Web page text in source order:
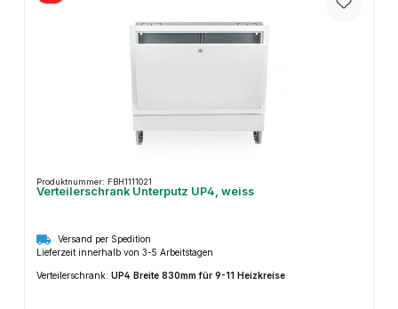
Produktnummer: FBH1111021
Verteilerschrank Unterputz UP4, weiss
Versand per Spedition
Lieferzeit innerhalb von 3-5 Arbeitstagen
Verteilerschrank: UP4 Breite 830mm für 9-11 Heizkreise